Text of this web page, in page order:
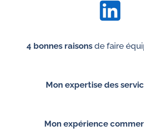
4 bonnes raisons de faire
Mon expertise des
Mon expérience